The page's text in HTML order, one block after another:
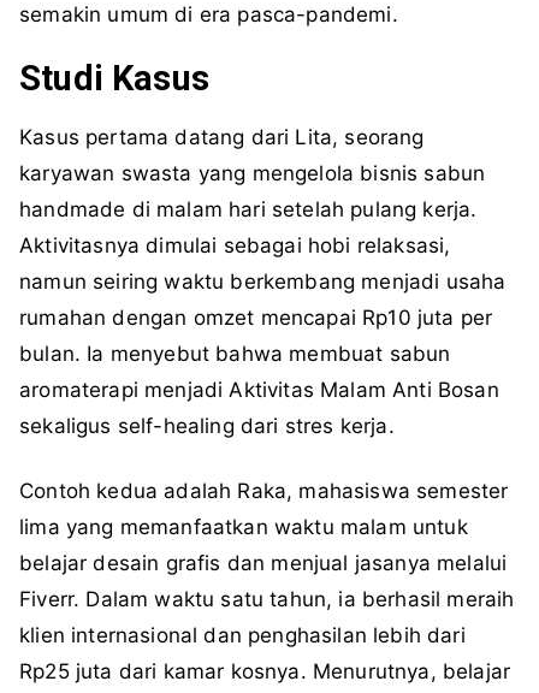
semakin umum di era pasca-pandemi.
Studi Kasus
Kasus pertama datang dari Lita, seorang
karyawan swasta yang mengelola bisnis sabun
handmade di malam hari setelah pulang kerja.
Aktivitasnya dimulai sebagai hobi relaksasi,
namun seiring waktu berkembang menjadi usaha
rumahan dengan omzet mencapai Rp10 juta per
bulan. Ia menyebut bahwa membuat sabun
aromaterapi menjadi Aktivitas Malam Anti Bosan
sekaligus self-healing dari stres kerja.
Contoh kedua adalah Raka, mahasiswa semester
lima yang memanfaatkan waktu malam untuk
belajar desain grafis dan menjual jasanya melalui
Fiverr. Dalam waktu satu tahun, ia berhasil meraih
klien internasional dan penghasilan lebih dari
Rp25 juta dari kamar kosnya. Menurutnya, belajar